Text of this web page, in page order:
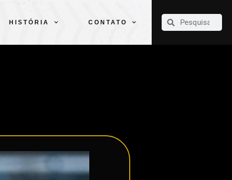
HISTÓRIA CONTATO
CLUBE